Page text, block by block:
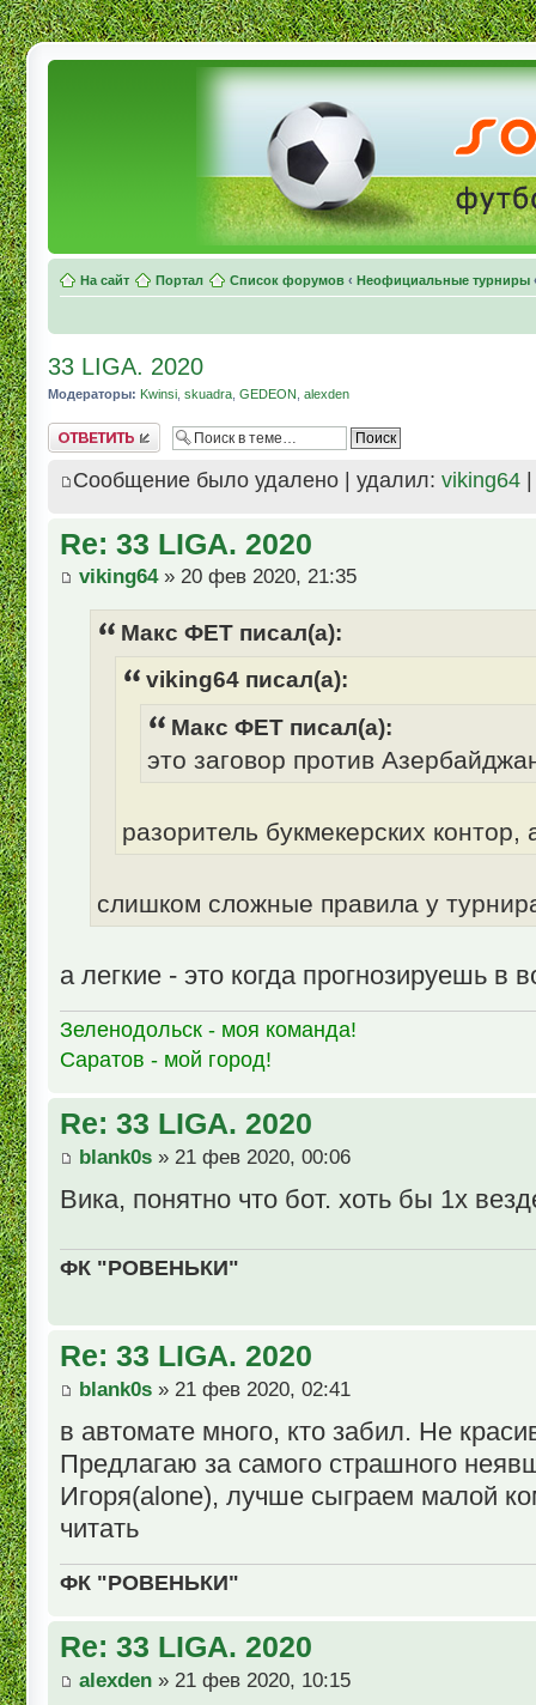
На сайт Портал Список форумов ‹ Неофициальные турниры
33 LIGA. 2020
Модераторы: Kwinsi skuadra GEDEON alexden
Комментировать
Сообщение было удалено | удалил: viking64
Re: 33 LIGA. 2020
viking64» 20 фев 2020, 21:35
Макс ФЕТ писал(а):
viking64 писал(а):
Макс ФЕТ писал(а):
это заговор против
разоритель букмекерских
слишком сложные правила у
а легкие - это когда прогнозируешь в
Зеленодольск - моя команда!
Саратов - мой город!
Re: 33 LIGA. 2020
blank0s » 21 фев 2020, 00:06
Вика, понятно что бот. хоть бы 1х
ФК "РОВЕНЬКИ"
Re: 33 LIGA. 2020
blank0s » 21 фев 2020, 02:41
в автомате много, кто забил. Не
Предлагаю за самого страшного
Игоря(alone), лучше сыграем малой
читать
ФК "РОВЕНЬКИ"
Re: 33 LIGA. 2020
alexden » 21 фев 2020, 10:15